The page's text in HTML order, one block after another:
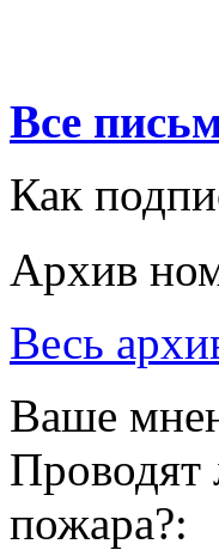
Все
Как
Архив
Весь
Ваше
Проводят
пожара?: